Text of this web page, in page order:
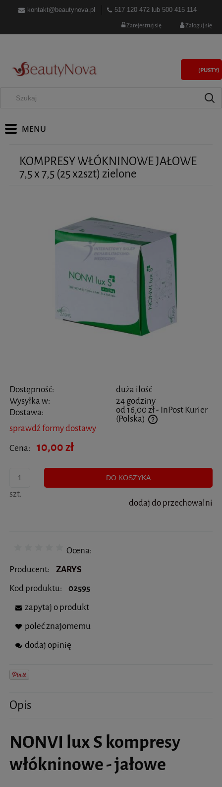
kontakt@beautynova.pl 517 120 472 lub 500 415 114
Zarejestruj się Zaloguj się
(PUSTY)
KOMPRESY WŁÓKNINOWE JAŁOWE
7,5 x 7,5 (25 x2szt) zielone
Dostępność:
duża ilość
Wysyłka w:
24 godziny
Dostawa:
od 16,00 zł- InPost Kurier
(Polska)
Cena nie zawiera ewentualnych kosztów płatności
sprawdź formy dostawy
Cena:
10,00 zł
szt.
DO KOSZYKA
dodaj do przechowalni
Ocena:
Producent:
ZARYS
Kod produktu:
02595
zapytaj o produkt
poleć znajomemu
dodaj opinię
Opis
NONVI lux S kompresy
włókninowe - jałowe